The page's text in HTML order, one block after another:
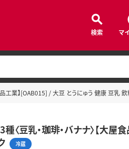
検索 マ
工業】[OAB015] / 大豆 とうにゅう 健康 豆乳
豆乳・珈琲・バナナ〉【大屋
冷蔵